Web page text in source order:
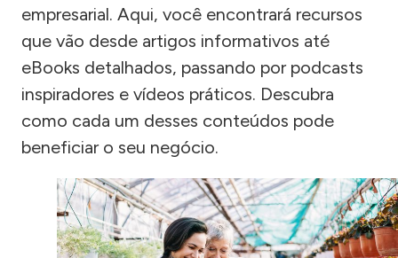
empresarial. Aqui, você encontrará recursos
que vão desde artigos informativos até
eBooks detalhados, passando por podcasts
inspiradores e vídeos práticos. Descubra
como cada um desses conteúdos pode
beneficiar o seu negócio.